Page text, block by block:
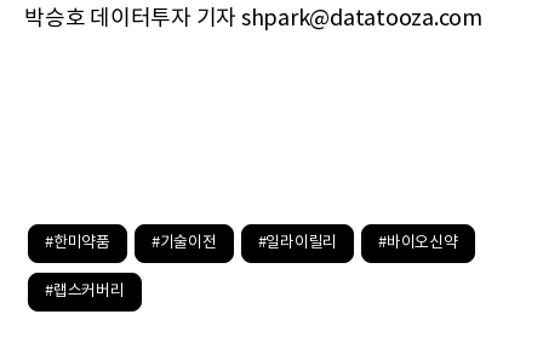
박승호 데이터투자 기자 shpark@datatooza.com
#한미약품 #기술이전 #일라이릴리 #바이오신약
#랩스커버리